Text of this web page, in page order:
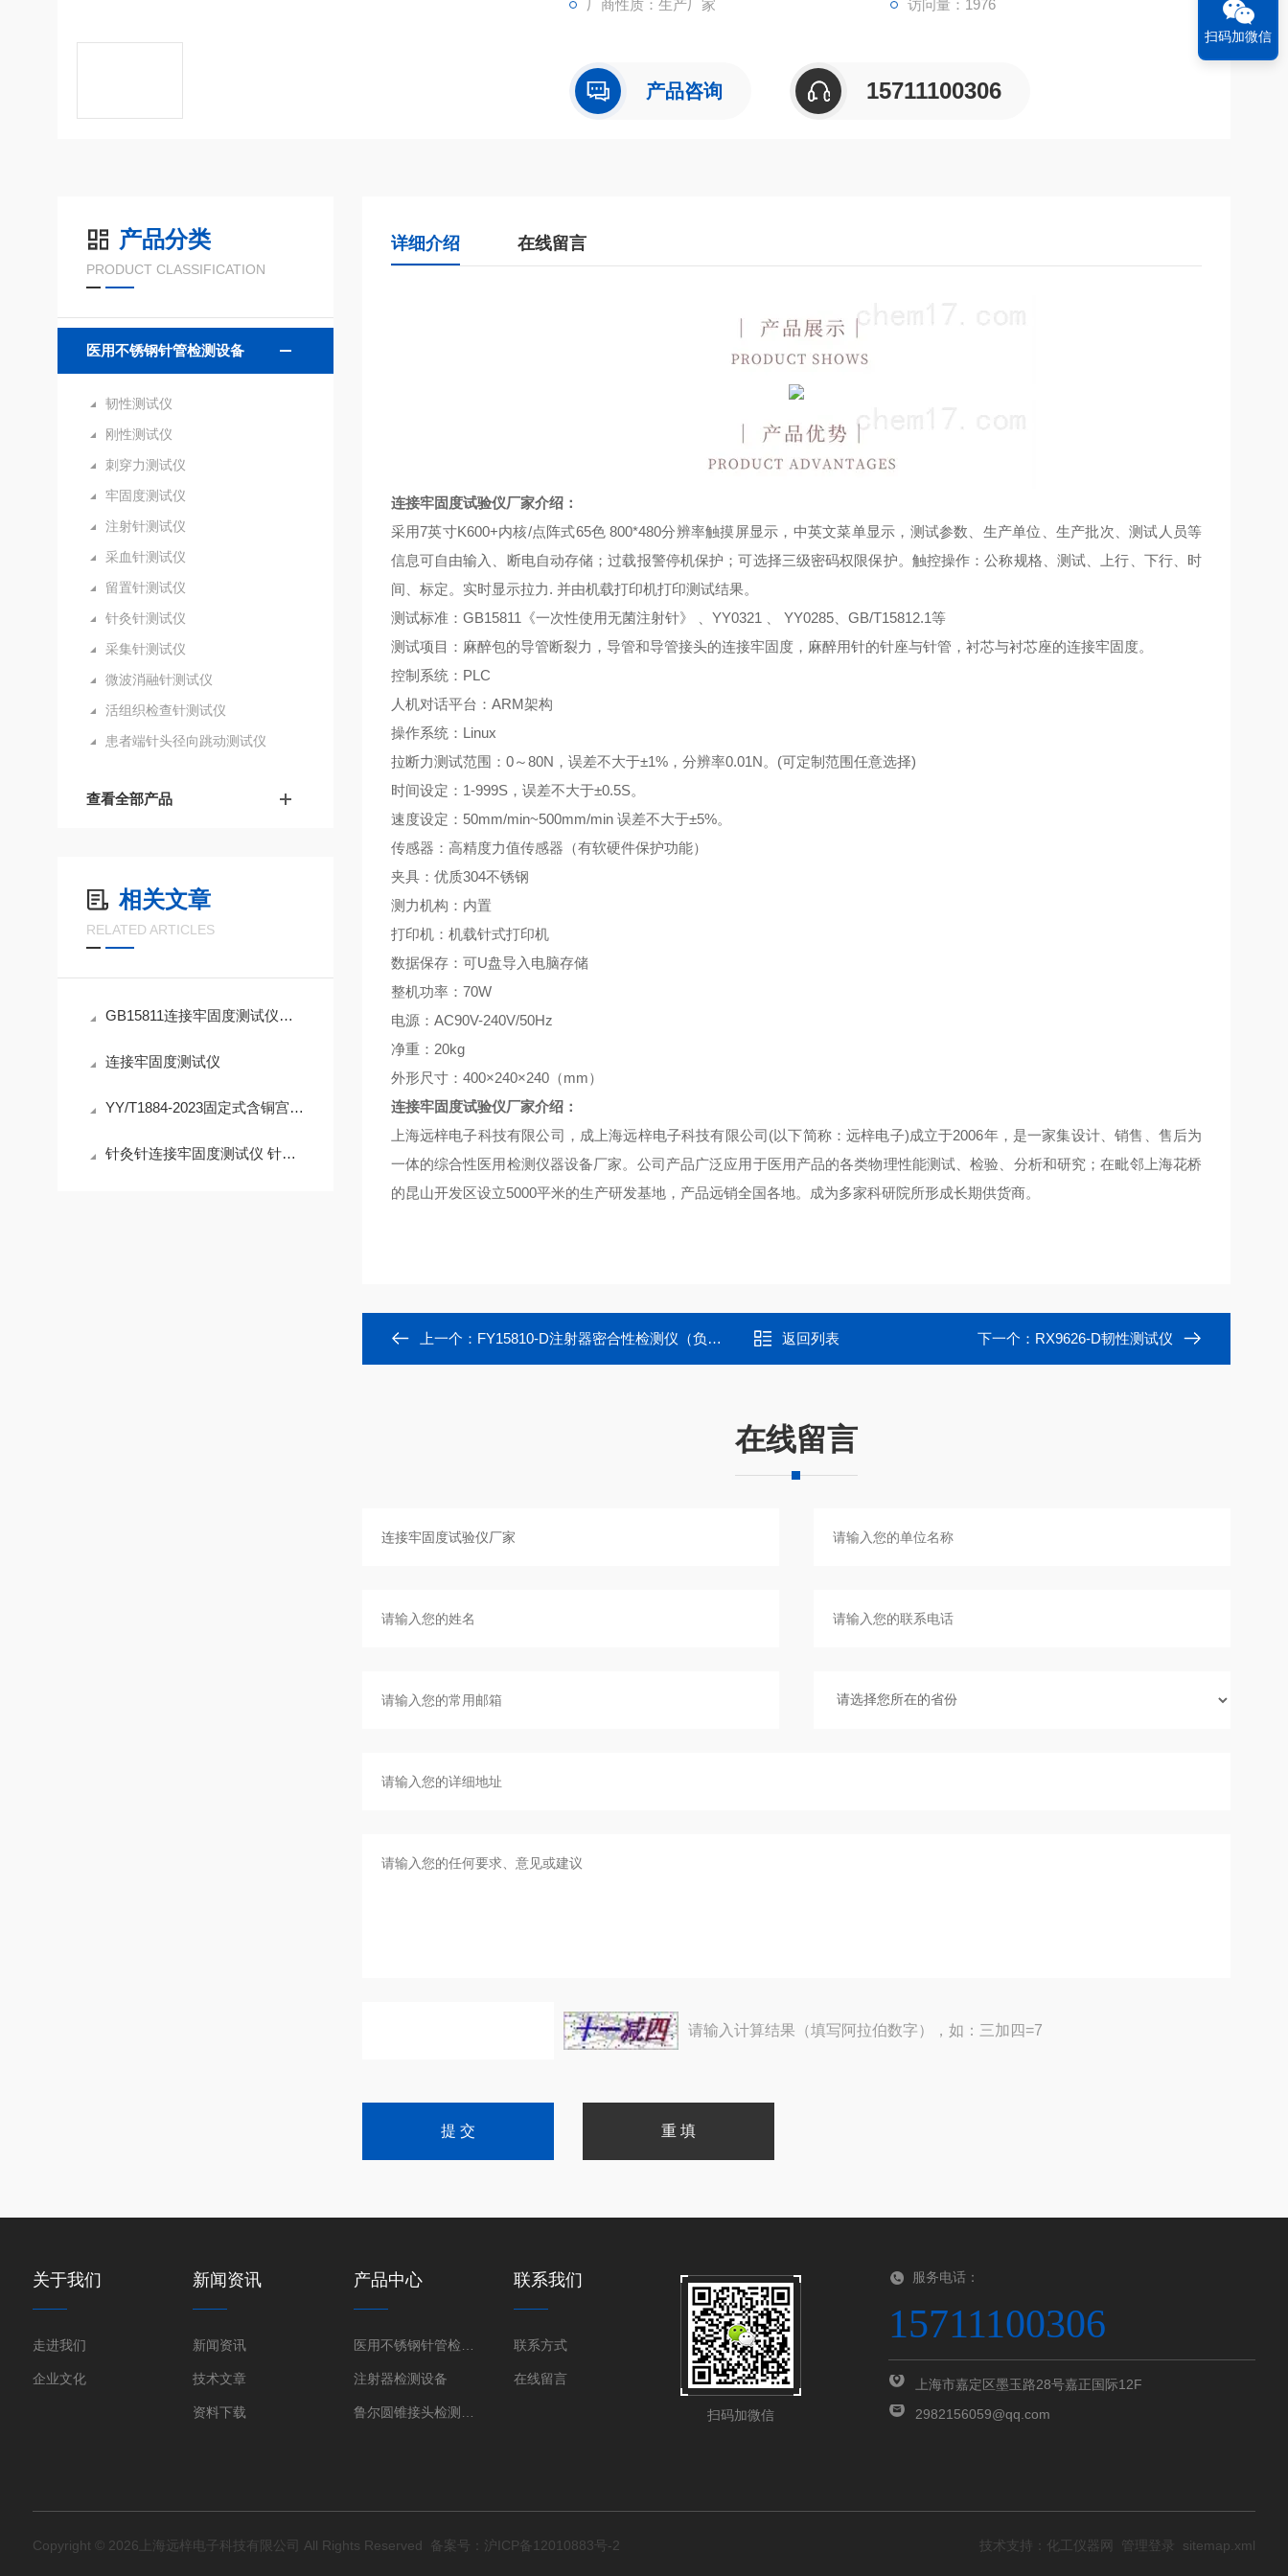
厂商性质：生产厂家 访问量：1976
产品咨询 15711100306
产品分类
PRODUCT CLASSIFICATION
医用不锈钢针管检测设备
韧性测试仪
刚性测试仪
刺穿力测试仪
牢固度测试仪
注射针测试仪
采血针测试仪
留置针测试仪
针灸针测试仪
采集针测试仪
微波消融针测试仪
活组织检查针测试仪
患者端针头径向跳动测试仪
查看全部产品
相关文章
RELATED ARTICLES
GB15811连接牢固度测试仪应用和范围
连接牢固度测试仪
YY/T1884-2023固定式含铜宫内节育器抗拉力和铜管牢固度测试仪介绍
针灸针连接牢固度测试仪 针体与针柄拉力试验
详细介绍 在线留言
连接牢固度试验仪厂家介绍：
采用7英寸K600+内核/点阵式65色 800*480分辨率触摸屏显示，中英文菜单显示，测试参数、生产单位、生产批次、测试人员等
信息可自由输入、断电自动存储；过载报警停机保护；可选择三级密码权限保护。触控操作：公称规格、测试、上行、下行、时
间、标定。实时显示拉力. 并由机载打印机打印测试结果。
测试标准： GB15811 《一次性使用无菌注射针》 YY0321 YY0285、 GB/T15812.1等
测试项目：麻醉包的导管断裂力，导管和导管接头的连接牢固度，麻醉用针的针座与针管，衬芯与衬芯座的连接牢固度。
控制系统： PLC
人机对话平台： ARM架构
操作系统： Linux
拉断力测试范围： 0～80N ，误差不大于±1%，分辨率0.01N。 (可定制范围任意选择)
时间设定： 1-999S，误差不大于±0.5S。
速度设定： 50mm/min~500mm/min 误差不大于±5%。
传感器：高精度力值传感器（有软硬件保护功能）
夹具：优质304不锈钢
测力机构：内置
打印机：机载针式打印机
数据保存：可U盘导入电脑存储
整机功率： 70W
电源： AC90V-240V/50Hz
净重： 20kg
外形尺寸： 400×240×240（mm）
连接牢固度试验仪厂家介绍：
上海远梓电子科技有限公司，成上海远梓电子科技有限公司(以下简称：远梓电子)成立于2006年，是一家集设计、销售、售后为
一体的综合性医用检测仪器设备厂家。公司产品广泛应用于医用产品的各类物理性能测试、检验、分析和研究；在毗邻上海花桥
的昆山开发区设立5000平米的生产研发基地，产品远销全国各地。成为多家科研院所形成长期供货商。
上一个： FY15810-D注射器密合性检测仪（负压） 返回列表 下一个： RX9626-D韧性测试仪
在线留言
请输入计算结果（填写阿拉伯数字），如：三加四=7
关于我们
走进我们
企业文化
新闻资讯
新闻资讯
技术文章
资料下载
产品中心
注射器检测设备
联系我们
联系方式
在线留言
扫码加微信
服务电话：
15711100306
上海市嘉定区墨玉路28号嘉正国际12F
2982156059@qq.com
Copyright © 2026上海远梓电子科技有限公司 All Rights Reserved 备案号：沪ICP备12010883号-2 技术支持： 化工仪器网 管理登录 sitemap.xml
扫码加微信